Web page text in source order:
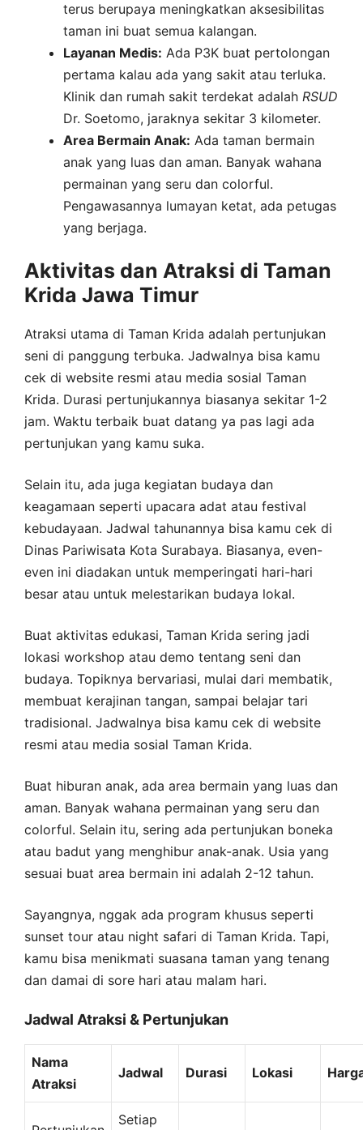
terus berupaya meningkatkan aksesibilitas
taman ini buat semua kalangan.
Layanan Medis: Ada P3K buat pertolongan
pertama kalau ada yang sakit atau terluka.
Klinik dan rumah sakit terdekat adalah RSUD
Dr. Soetomo, jaraknya sekitar 3 kilometer.
Area Bermain Anak: Ada taman bermain
anak yang luas dan aman. Banyak wahana
permainan yang seru dan colorful.
Pengawasannya lumayan ketat, ada petugas
yang berjaga.
Aktivitas dan Atraksi di Taman
Krida Jawa Timur
Atraksi utama di Taman Krida adalah pertunjukan
seni di panggung terbuka. Jadwalnya bisa kamu
cek di website resmi atau media sosial Taman
Krida. Durasi pertunjukannya biasanya sekitar 1-2
jam. Waktu terbaik buat datang ya pas lagi ada
pertunjukan yang kamu suka.
Selain itu, ada juga kegiatan budaya dan
keagamaan seperti upacara adat atau festival
kebudayaan. Jadwal tahunannya bisa kamu cek di
Dinas Pariwisata Kota Surabaya. Biasanya, even-
even ini diadakan untuk memperingati hari-hari
besar atau untuk melestarikan budaya lokal.
Buat aktivitas edukasi, Taman Krida sering jadi
lokasi workshop atau demo tentang seni dan
budaya. Topiknya bervariasi, mulai dari membatik,
membuat kerajinan tangan, sampai belajar tari
tradisional. Jadwalnya bisa kamu cek di website
resmi atau media sosial Taman Krida.
Buat hiburan anak, ada area bermain yang luas dan
aman. Banyak wahana permainan yang seru dan
colorful. Selain itu, sering ada pertunjukan boneka
atau badut yang menghibur anak-anak. Usia yang
sesuai buat area bermain ini adalah 2-12 tahun.
Sayangnya, nggak ada program khusus seperti
sunset tour atau night safari di Taman Krida. Tapi,
kamu bisa menikmati suasana taman yang tenang
dan damai di sore hari atau malam hari.
Jadwal Atraksi & Pertunjukan
Nama
Atraksi
Jadwal Durasi Lokasi
Setiap